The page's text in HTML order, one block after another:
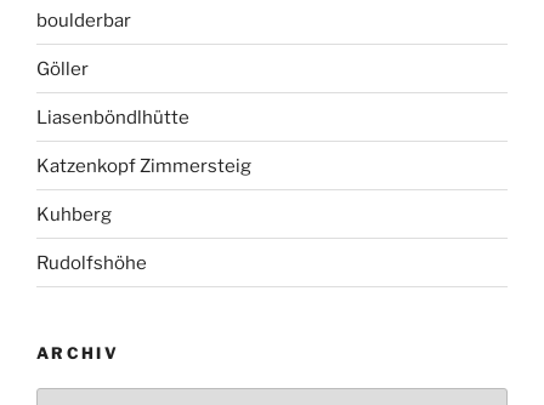
boulderbar
Göller
Liasenböndlhütte
Katzenkopf Zimmersteig
Kuhberg
Rudolfshöhe
ARCHIV